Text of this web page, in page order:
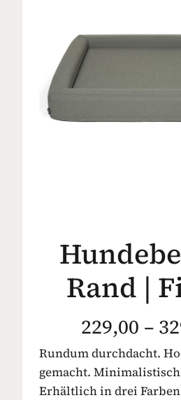
Rand |
229,00 –
Rundum durchdacht.
gemacht.
Erhältlich in drei